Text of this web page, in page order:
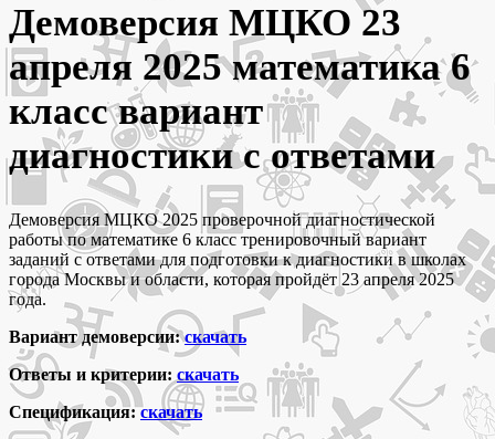
Демоверсия МЦКО 23
апреля 2025 математика 6
класс вариант
диагностики с ответами
Демоверсия МЦКО 2025 проверочной диагностической
работы по математике 6 класс тренировочный вариант
заданий с ответами для подготовки к диагностики в школах
города Москвы и области, которая пройдёт 23 апреля 2025
года.
Вариант демоверсии:скачать
Ответы и критерии: скачать
Спецификация:скачать